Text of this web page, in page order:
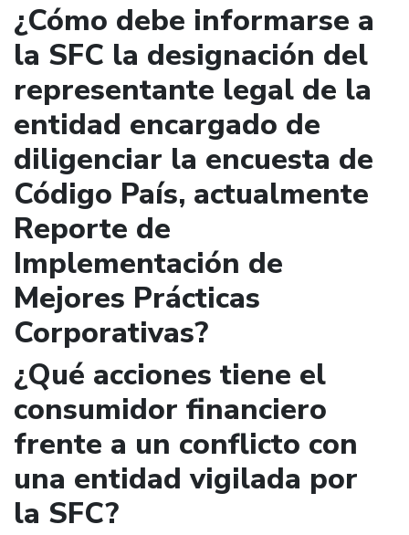
¿Cómo debe informarse a
la SFC la designación del
representante legal de la
entidad encargado de
diligenciar la encuesta de
Código País, actualmente
Reporte de
Implementación de
Mejores Prácticas
Corporativas?
¿Qué acciones tiene el
consumidor financiero
frente a un conflicto con
una entidad vigilada por
la SFC?